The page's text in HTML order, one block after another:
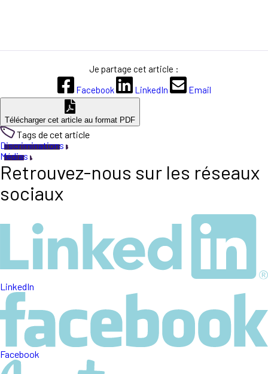
Je partage cet article :
Facebook
LinkedIn Email
Télécharger cet article au format PDF
Tags de cet article
Discriminations
Médias
Retrouvez-nous sur les réseaux
sociaux
LinkedIn
Facebook